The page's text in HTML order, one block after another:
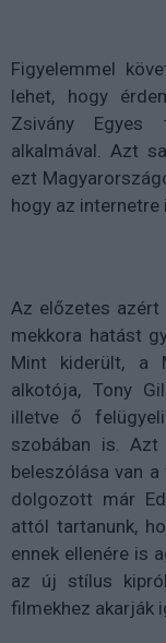
Figyelemmel
lehet, hogy
Zsivány
alkalmával. Azt
ezt
hogy az internetre
Az előzetes azért
mekkora hatást
Mint kiderült, a
alkotója, Tony
illetve ő
szobában is.
beleszólása van
dolgozott már
attól tartanunk,
ennek ellenére is
az új stílus
filmekhez akarják